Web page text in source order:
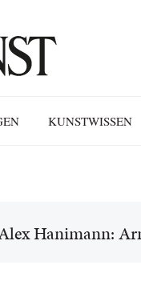
KUNSTWISSEN
Hanimann: